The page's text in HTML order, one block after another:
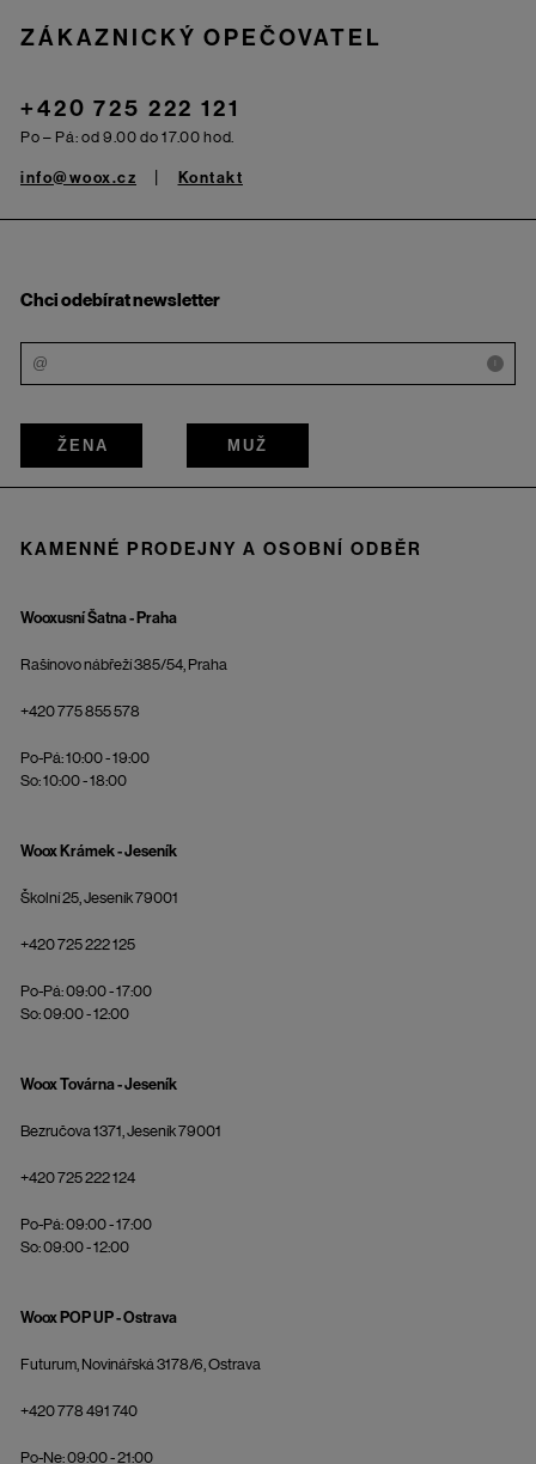
ZÁKAZNICKÝ OPEČOVATEL
+420 725 222 121
Po – Pá: od 9.00 do 17.00 hod.
info@woox.cz Kontakt
Chci odebírat newsletter
i
ŽENA MUŽ
KAMENNÉ PRODEJNY A OSOBNÍ ODBĚR
Wooxusní Šatna - Praha
Rašínovo nábřeží 385/54, Praha
+420 775 855 578
Po-Pá: 10:00 - 19:00
So: 10:00 - 18:00
Woox Krámek - Jeseník
Školní 25, Jeseník 79001
+420 725 222 125
Po-Pá: 09:00 - 17:00
So: 09:00 - 12:00
Woox Továrna - Jeseník
Bezručova 1371, Jeseník 79001
+420 725 222 124
Po-Pá: 09:00 - 17:00
So: 09:00 - 12:00
Woox POP UP - Ostrava
Futurum, Novinářská 3178/6, Ostrava
+420 778 491 740
Po-Ne: 09:00 - 21:00